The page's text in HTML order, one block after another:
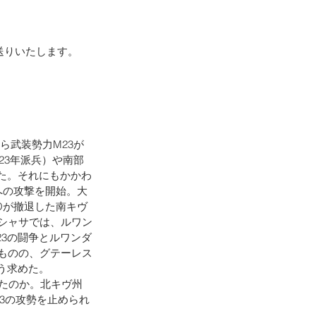
いたします。
武装勢力M23が
年派兵）や南部
。それにもかかわ
攻撃を開始。大
撤退した南キヴ
ャサでは、ルワン
の闘争とルワンダ
のの、グテーレス
めた。
のか。北キヴ州
の攻勢を止められ